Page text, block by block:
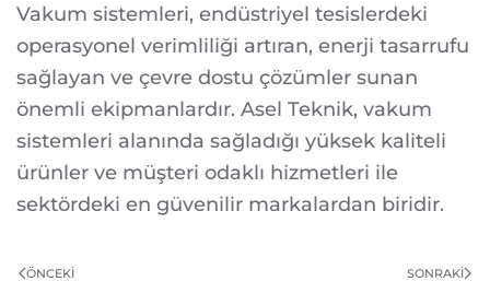
Vakum sistemleri, endüstriyel tesislerdeki
operasyonel verimliliği artıran, enerji tasarrufu
sağlayan ve çevre dostu çözümler sunan
önemli ekipmanlardır. Asel Teknik, vakum
sistemleri alanında sağladığı yüksek kaliteli
ürünler ve müşteri odaklı hizmetleri ile
sektördeki en güvenilir markalardan biridir.
ÖNCEKI SONRAKI